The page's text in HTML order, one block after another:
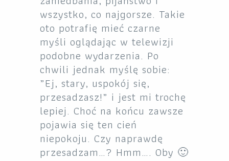
wszystko, co najgorsze. Takie
oto potrafię mieć czarne
myśli oglądając w telewizji
podobne wydarzenia. Po
chwili jednak myślę sobie:
„Ej, stary, uspokój się,
przesadzasz!” i jest mi trochę
lepiej. Choć na końcu zawsze
pojawia się ten cień
niepokoju. Czy naprawdę
przesadzam…? Hmm…. Oby 🙂